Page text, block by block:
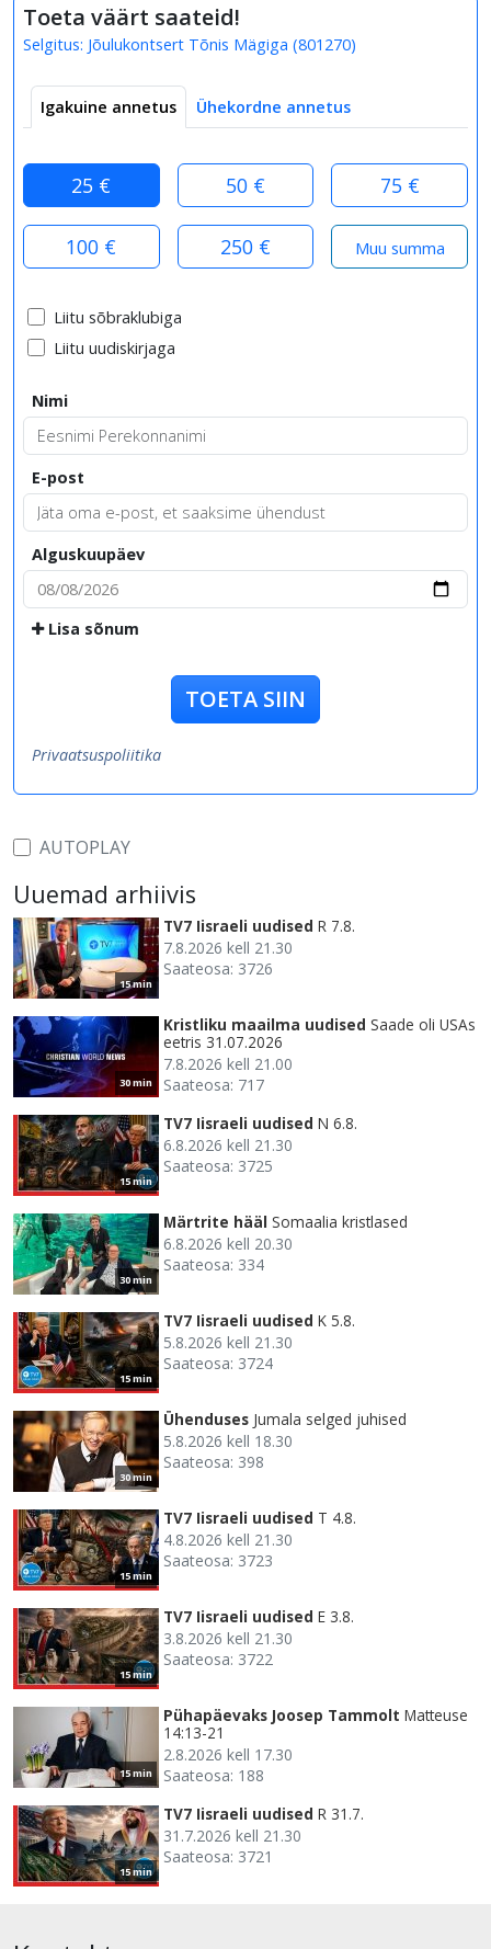
Toeta väärt saateid!
Selgitus: Jõulukontsert Tõnis Mägiga (801270)
Igakuine annetus Ühekordne annetus
25 € 50 € 75 €
100 € 250 €
Liitu sõbraklubiga
Liitu uudiskirjaga
Nimi
E-post
Alguskuupäev
Lisa sõnum
TOETA SIIN
Privaatsuspoliitika
AUTOPLAY
Uuemad arhiivis
15 min
TV7 Iisraeli uudised R 7.8.
7.8.2026 kell 21.30
Saateosa: 3726
30 min
Kristliku maailma uudised Saade oli USAs
eetris 31.07.2026
7.8.2026 kell 21.00
Saateosa: 717
15 min
TV7 Iisraeli uudised N 6.8.
6.8.2026 kell 21.30
Saateosa: 3725
30 min
Märtrite hääl Somaalia kristlased
6.8.2026 kell 20.30
Saateosa: 334
15 min
TV7 Iisraeli uudised K 5.8.
5.8.2026 kell 21.30
Saateosa: 3724
30 min
Ühenduses Jumala selged juhised
5.8.2026 kell 18.30
Saateosa: 398
15 min
TV7 Iisraeli uudised T 4.8.
4.8.2026 kell 21.30
Saateosa: 3723
15 min
TV7 Iisraeli uudised E 3.8.
3.8.2026 kell 21.30
Saateosa: 3722
15 min
Pühapäevaks Joosep Tammolt Matteuse
14:13-21
2.8.2026 kell 17.30
Saateosa: 188
15 min
TV7 Iisraeli uudised R 31.7.
31.7.2026 kell 21.30
Saateosa: 3721